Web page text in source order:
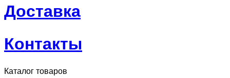
Доставка
Контакты
Каталог товаров